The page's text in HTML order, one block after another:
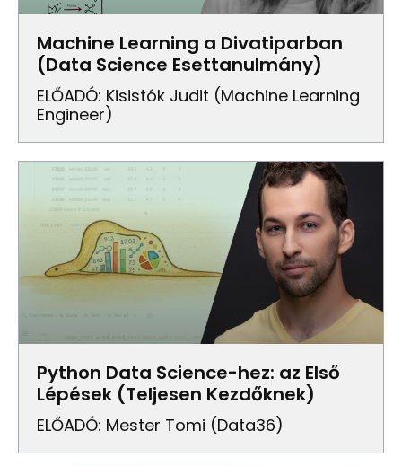
Machine Learning a Divatiparban
(Data Science Esettanulmány)
ELŐADÓ: Kisistók Judit (Machine Learning
Engineer)
Python Data Science-hez: az Első
Lépések (Teljesen Kezdőknek)
ELŐADÓ: Mester Tomi (Data36)